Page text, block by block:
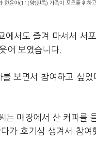
한윤아(11)양(왼쪽) 가족이 포즈를 취하
서도 즐겨 마셔서 서
어 보였습니다.
보면서 참여하고 싶
매장에서 산 커피를
가 호기심 생겨서 참